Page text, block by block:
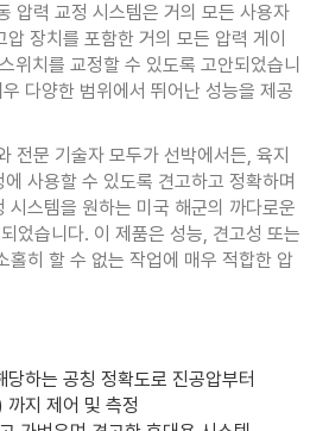
력 교정 시스템은 거의 모든 사용자
장치를 포함한 거의 모든 압력 게이
위치를 교정할 수 있도록 고안되었습니
다양한 범위에서 뛰어난 성능을 제공
전문 기술자 모두가 선박에서든, 육지
사용할 수 있도록 견고하고 정확하며
시스템을 원하는 미국 해군의 까다로운
었습니다. 이 제품은 성능, 견고성 또는
홀히 할 수 없는 작업에 매우 적합한 압
하는 공칭 정확도로 진공압부터
지 제어 및 측정